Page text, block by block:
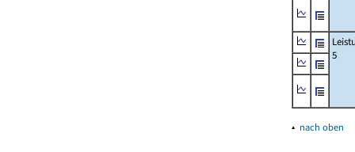
5
▴ nach oben